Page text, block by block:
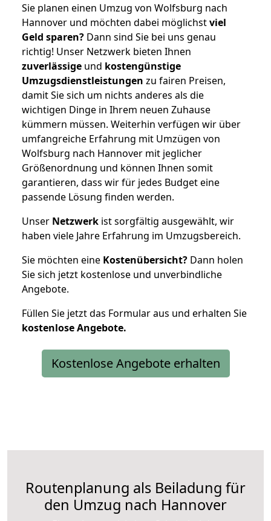
Sie planen einen Umzug von Wolfsburg nach
Hannover und möchten dabei möglichstviel
Geld sparen? Dann sind Sie bei uns genau
richtig! Unser Netzwerk bieten Ihnen
zuverlässige und kostengünstige
Umzugsdienstleistungen zu fairen Preisen,
damit Sie sich um nichts anderes als die
wichtigen Dinge in Ihrem neuen Zuhause
kümmern müssen. Weiterhin verfügen wir über
umfangreiche Erfahrung mit Umzügen von
Wolfsburg nach Hannover mit jeglicher
Größenordnung und können Ihnen somit
garantieren, dass wir für jedes Budget eine
passende Lösung finden werden.
Unser Netzwerk ist sorgfältig ausgewählt, wir
haben viele Jahre Erfahrung im Umzugsbereich.
Sie möchten eine Kostenübersicht? Dann holen
Sie sich jetzt kostenlose und unverbindliche
Angebote.
Füllen Sie jetzt das Formular aus und erhalten Sie
kostenloseAngebote.
Kostenlose Angebote erhalten
Routenplanung als Beiladung für
den Umzug nach Hannover